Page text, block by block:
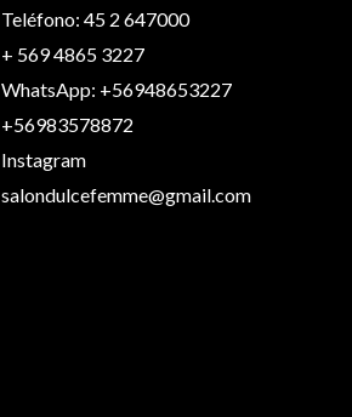
Teléfono: 45 2 647000
+ 569 4865 3227
WhatsApp: +56948653227
+56983578872
Instagram
salondulcefemme@gmail.com